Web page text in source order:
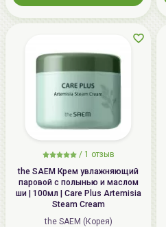
/ 1 отзыв
the SAEM Крем увлажняющий
паровой с полынью и маслом
ши | 100мл | Care Plus Artemisia
Steam Cream
the SAEM (Корея)